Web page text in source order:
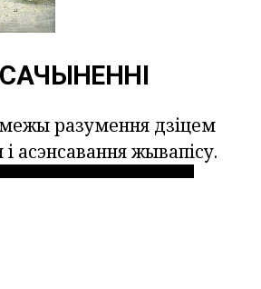
разумення дзіцем
асэнсавання жывапісу.